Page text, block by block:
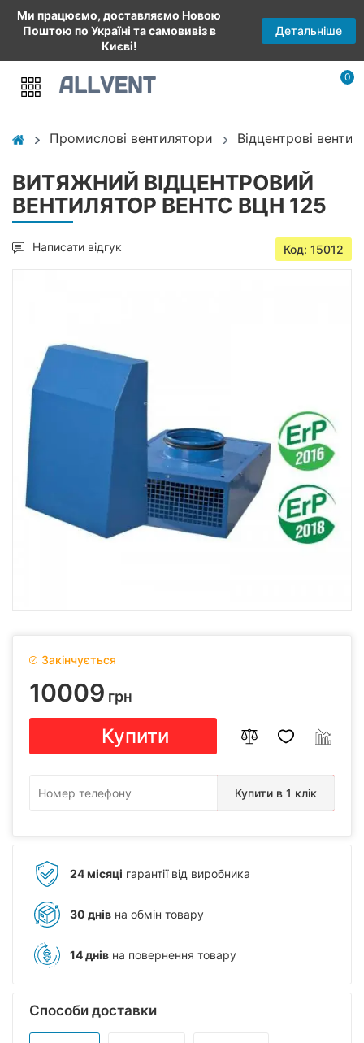
Ми працюємо, доставляємо Новою
Поштою по Україні та самовивіз в
Києві!
Детальніше
0
Промислові вентилятори Відцентрові
ВИТЯЖНИЙ ВІДЦЕНТРОВИЙ
ВЕНТИЛЯТОР ВЕНТС ВЦН 125
Написати відгук Код: 15012
Закінчується
10009 грн
Купити
Купити в 1 клік
24 місяці гарантії від виробника
30 днів на обмін товару
14 днів на повернення товару
Способи доставки